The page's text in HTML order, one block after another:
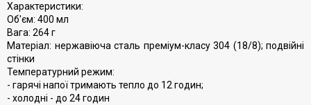
Характеристики:
Об'єм: 400 мл
Вага: 264 г
Матеріал: нержавіюча сталь преміум-класу 304 (18/8); подвійні
стінки
Температурний режим:
- гарячі напої тримають тепло до 12 годин;
- холодні - до 24 годин